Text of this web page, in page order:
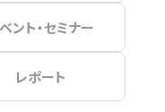
ント・セミナー
レポート